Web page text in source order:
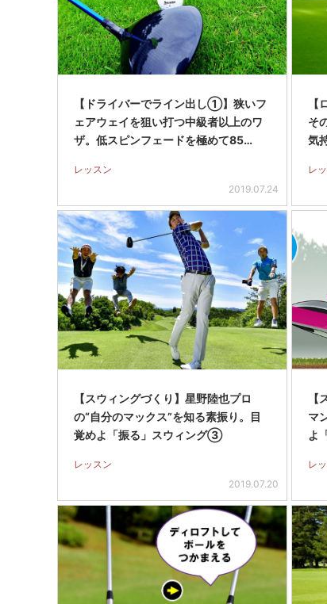
【ドライバーでライン出し①】狭いフ
ェアウェイを狙い打つ中級者以上のワ
ザ。低スピンフェードを極めて85…
レッスン
2019.07.24
そ
気
レ
【スウィングづくり】星野陸也プロ
の“自分のマックス”を知る素振り。目
覚めよ「振る」スウィング③
レッスン
2019.07.20
マ
よ
レ